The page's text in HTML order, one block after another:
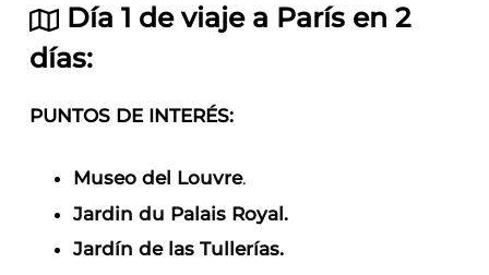
Día 1 de viaje a París en 2
días:
PUNTOS DE INTERÉS:
Museo del Louvre.
Jardin du Palais Royal.
Jardín de las Tullerías.